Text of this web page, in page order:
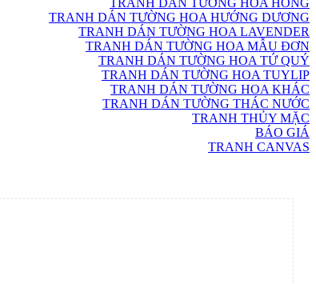
TRANH DÁN TƯỜNG HOA HỒNG
TRANH DÁN TƯỜNG HOA HƯỚNG DƯƠNG
TRANH DÁN TƯỜNG HOA LAVENDER
TRANH DÁN TƯỜNG HOA MẪU ĐƠN
TRANH DÁN TƯỜNG HOA TỨ QUÝ
TRANH DÁN TƯỜNG HOA TUYLIP
TRANH DÁN TƯỜNG HOA KHÁC
TRANH DÁN TƯỜNG THÁC NƯỚC
TRANH THỦY MẶC
BÁO GIÁ
TRANH CANVAS